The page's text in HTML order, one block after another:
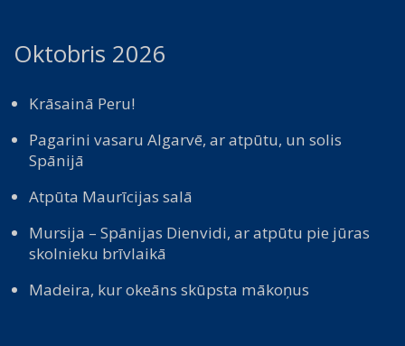
Oktobris 2026
Krāsainā Peru!
Pagarini vasaru Algarvē, ar atpūtu, un solis
Spānijā
Atpūta Maurīcijas salā
Mursija – Spānijas Dienvidi, ar atpūtu pie jūras
skolnieku brīvlaikā
Madeira, kur okeāns skūpsta mākoņus